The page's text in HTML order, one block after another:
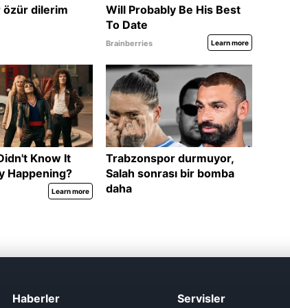
Haberler Servisler